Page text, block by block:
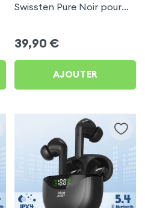
Swissten Pure Noir pour
39,90 €
AJOUTER